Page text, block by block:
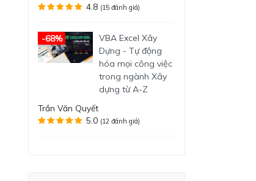
4.8 (15 đánh giá)
-68%
VBA Excel Xây
Dựng - Tự động
hóa mọi công việc
trong ngành Xây
dựng từ A-Z
Trần Văn Quyết
5.0 (12 đánh giá)